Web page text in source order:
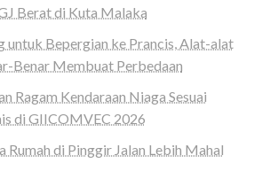
Berat di Kuta Malaka
untuk Bepergian ke Prancis, Alat-alat
Benar Membuat Perbedaan
Ragam Kendaraan Niaga Sesuai
di GIICOMVEC 2026
Rumah di Pinggir Jalan Lebih Mahal